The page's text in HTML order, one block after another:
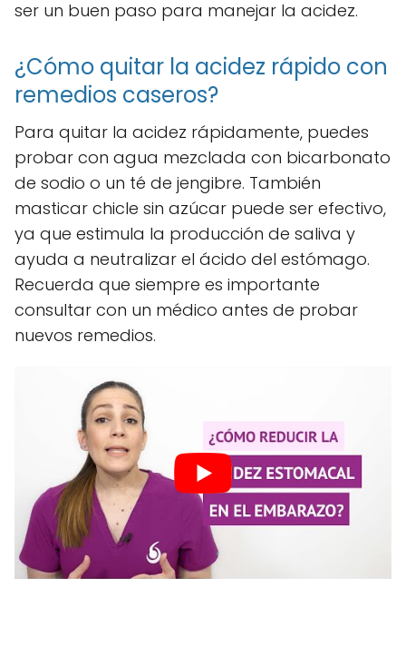
ser un buen paso para manejar la acidez.
¿Cómo quitar la acidez rápido con
remedios caseros?
Para quitar la acidez rápidamente, puedes
probar con agua mezclada con bicarbonato
de sodio o un té de jengibre. También
masticar chicle sin azúcar puede ser efectivo,
ya que estimula la producción de saliva y
ayuda a neutralizar el ácido del estómago.
Recuerda que siempre es importante
consultar con un médico antes de probar
nuevos remedios.